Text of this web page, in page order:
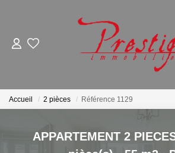
ACHETER
LOUER
VENDRE
Accueil 2 pièces Référence 1129
APPARTEMENT 2